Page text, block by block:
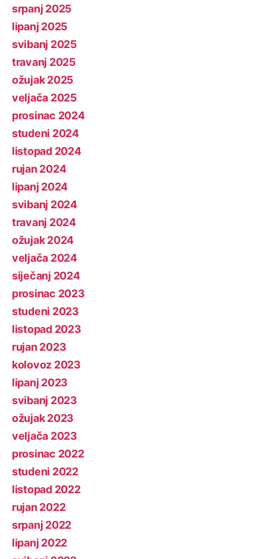
srpanj 2025
lipanj 2025
svibanj 2025
travanj 2025
ožujak 2025
veljača 2025
prosinac 2024
studeni 2024
listopad 2024
rujan 2024
lipanj 2024
svibanj 2024
travanj 2024
ožujak 2024
veljača 2024
siječanj 2024
prosinac 2023
studeni 2023
listopad 2023
rujan 2023
kolovoz 2023
lipanj 2023
svibanj 2023
ožujak 2023
veljača 2023
prosinac 2022
studeni 2022
listopad 2022
rujan 2022
srpanj 2022
lipanj 2022